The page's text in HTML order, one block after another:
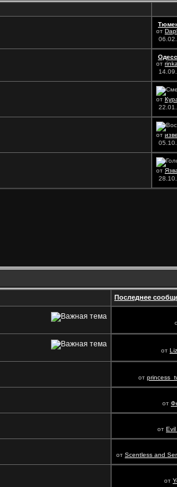
от
от
от
от
от
Последнее
от
от
от
от
от Scentless and
от